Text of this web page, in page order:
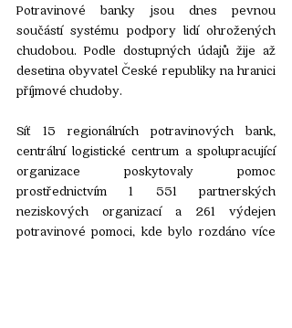
Potravinové banky jsou dnes pevnou
součástí systému podpory lidí ohrožených
chudobou. Podle dostupných údajů žije až
desetina obyvatel České republiky na hranici
příjmové chudoby.
Síť 15 regionálních potravinových bank,
centrální logistické centrum a spolupracující
organizace poskytovaly pomoc
prostřednictvím 1 551 partnerských
neziskových organizací a 261 výdejen
potravinové pomoci, kde bylo rozdáno více